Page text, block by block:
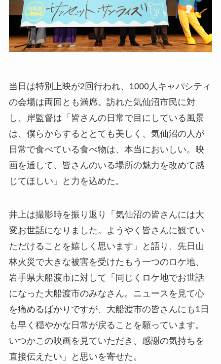
当日は特別上映が2回行われ、1000人キャパシティ
の会場は両回とも満席。訪れた気仙沼市民に対
し、岸監督は「皆さんの日常で目にしている風景
は、僕らからするととても美しく、気仙沼の人が
日常で食べている食べ物は、本当においしい。映
画を通して、皆さんのいる場所の魅力を改めて感
じてほしい」と力を込めた。
井上は撮影時を振り返り「気仙沼の皆さんには大
変お世話になりました。ようやく皆さんに観てい
ただけることを嬉しく思います」と語り、先日山
林火災で大きな被害を受けたもう一つのロケ地、
岩手県大船渡市に対して「同じくロケ地でお世話
になった大船渡市のみなさん。ニュースを見て心
を痛めるばかりですが、大船渡市の皆さんにも1日
も早く穏やかな日常が戻ることを願っています。
いつかこの映画を見ていただき、感謝の気持ちを
直接伝えたい」と思いを寄せた。